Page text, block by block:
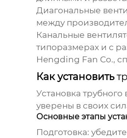
Диагональные
между
Канальные
типоразмерах и с
Hengding Fan Co.,
Как установить
Установка трубного
уверены в своих
Основные этапы
Подготовка: